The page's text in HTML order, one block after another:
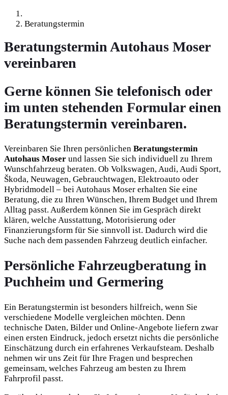
Beratungstermin
Beratungstermin Autohaus Moser
vereinbaren
Gerne können Sie telefonisch oder
im unten stehenden Formular einen
Beratungstermin vereinbaren.
Vereinbaren Sie Ihren persönlichen Beratungstermin
Autohaus Moser und lassen Sie sich individuell zu Ihrem
Wunschfahrzeug beraten. Ob Volkswagen, Audi, Audi Sport,
Škoda, Neuwagen, Gebrauchtwagen, Elektroauto oder
Hybridmodell – bei Autohaus Moser erhalten Sie eine
Beratung, die zu Ihren Wünschen, Ihrem Budget und Ihrem
Alltag passt. Außerdem können Sie im Gespräch direkt
klären, welche Ausstattung, Motorisierung oder
Finanzierungsform für Sie sinnvoll ist. Dadurch wird die
Suche nach dem passenden Fahrzeug deutlich einfacher.
Persönliche Fahrzeugberatung in
Puchheim und Germering
Ein Beratungstermin ist besonders hilfreich, wenn Sie
verschiedene Modelle vergleichen möchten. Denn
technische Daten, Bilder und Online-Angebote liefern zwar
einen ersten Eindruck, jedoch ersetzt nichts die persönliche
Einschätzung durch ein erfahrenes Verkaufsteam. Deshalb
nehmen wir uns Zeit für Ihre Fragen und besprechen
gemeinsam, welches Fahrzeug am besten zu Ihrem
Fahrprofil passt.